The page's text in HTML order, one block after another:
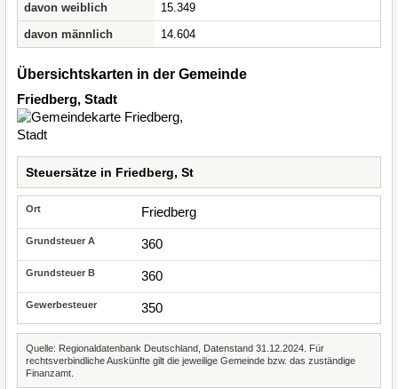
davon weiblich
15.349
davon männlich
14.604
Übersichtskarten in der Gemeinde
Friedberg, Stadt
Steuersätze in Friedberg, St
Friedberg
360
360
350
Quelle: Regionaldatenbank Deutschland, Datenstand 31.12.2024. Für
rechtsverbindliche Auskünfte gilt die jeweilige Gemeinde bzw. das zuständige
Finanzamt.